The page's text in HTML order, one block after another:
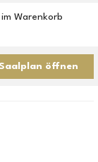
Warenkorb
öffnen